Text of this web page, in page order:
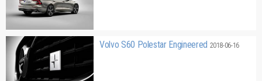
Volvo S60 Polestar Engineered 2018-06-16